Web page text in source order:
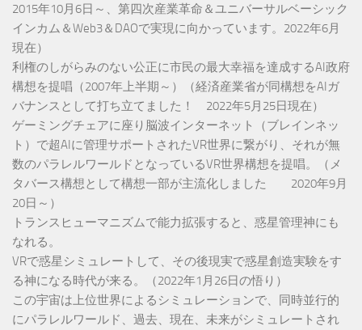
2015年10月6日～、第四次産業革命＆ユニバーサルベーシック
インカム＆Web3＆DAOで実現に向かっています。2022年6月
現在）
利権のしがらみのない公正に市民の最大幸福を達成するAI政府
構想を提唱（2007年上半期～）（経済産業省が同構想をAIガ
バナンスとして打ち立てました！ 2022年5月25日現在）
ゲーミングチェアに座り脳波インターネット（ブレインネッ
ト）で超AIに管理サポートされたVR世界に繋がり、それが無
数のパラレルワールドとなっているVR世界構想を提唱。（メ
タバース構想として構想一部が主流化しました 2020年9月
20日～）
トランスヒューマニズムで能力拡張すると、惑星管理神にも
なれる。
VRで惑星シミュレートして、その後現実で惑星創造実験をす
る神になる時代が来る。（2022年1月26日の悟り）
この宇宙は上位世界によるシミュレーションで、同時並行的
にパラレルワールド、過去、現在、未来がシミュレートされ